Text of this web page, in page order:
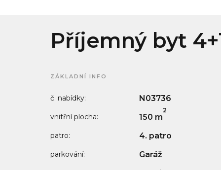
Příjemný byt
ZÁKLADNÍ INFO
č. nabídky: N03736
vnitřní plocha: 150 m
2
patro: 4. patro
parkování: Garáž